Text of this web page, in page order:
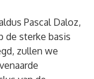
Pascal Daloz,
de sterke basis
zullen we